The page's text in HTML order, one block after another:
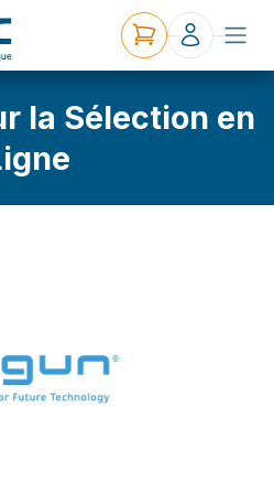
la Sélection en